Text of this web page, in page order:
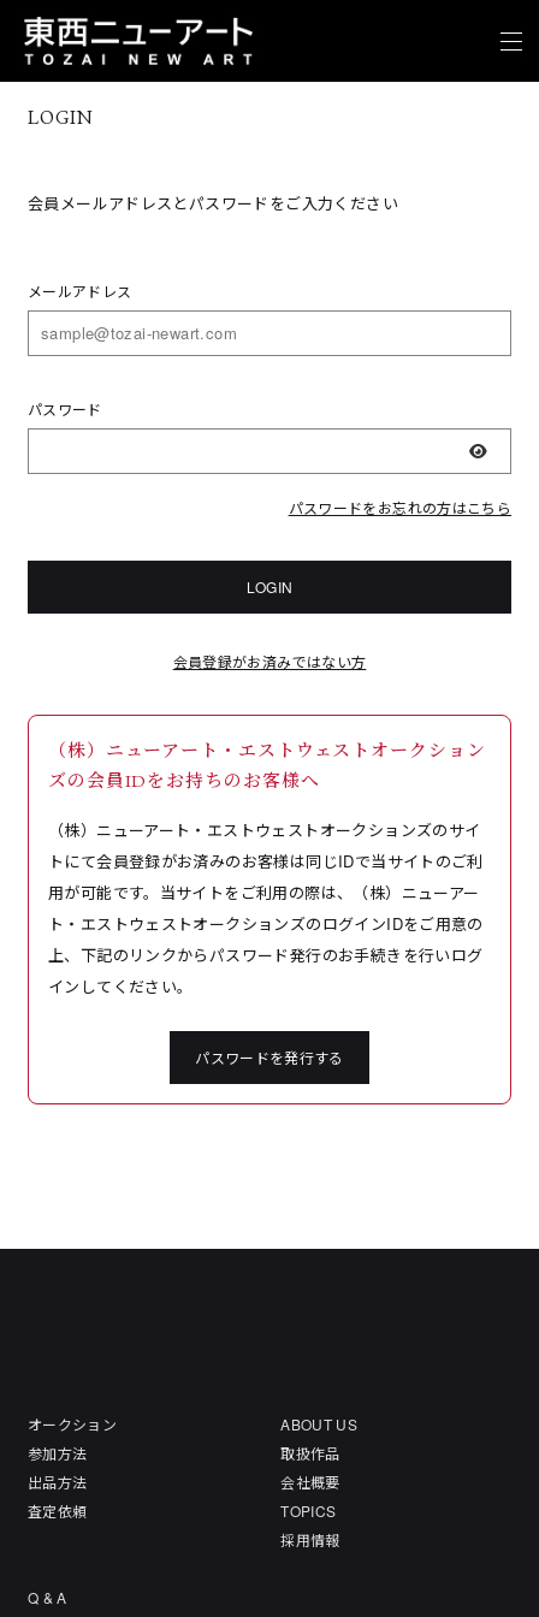
LOGIN
会員メールアドレスとパスワードをご入力ください
メールアドレス
パスワード
表示
パスワードをお忘れの方はこちら
LOGIN
会員登録がお済みではない方
（株）ニューアート・エストウェストオークション
ズの会員IDをお持ちのお客様へ
（株）ニューアート・エストウェストオークションズのサイ
トにて会員登録がお済みのお客様は同じIDで当サイトのご利
用が可能です。当サイトをご利用の際は、（株）ニューアー
ト・エストウェストオークションズのログインIDをご用意の
上、下記のリンクからパスワード発行のお手続きを行いログ
インしてください。
パスワードを発行する
オークション
参加方法
出品方法
査定依頼
ABOUT US
取扱作品
会社概要
TOPICS
採用情報
Q & A